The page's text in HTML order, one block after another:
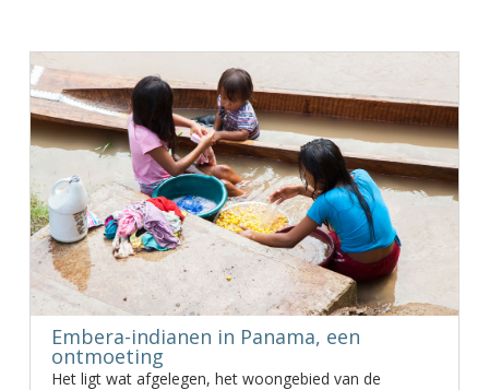
Embera-indianen in Panama, een
ontmoeting
Het ligt wat afgelegen, het woongebied van de